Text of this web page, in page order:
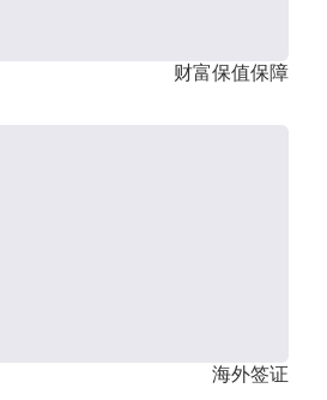
财富保值保障
海外签证